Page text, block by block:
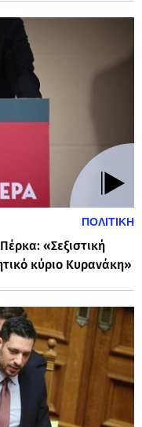
ΠΟΛΙΤΙΚΗ
«Σεξιστική
κύριο Κυρανάκη»